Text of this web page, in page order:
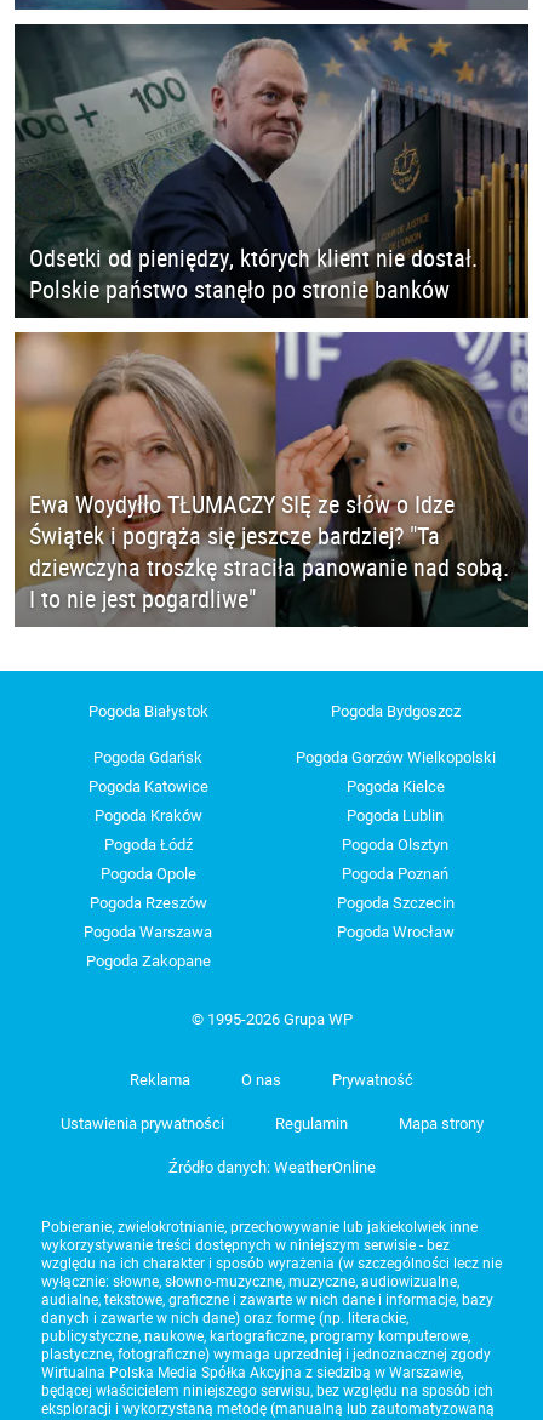
Odsetki od pieniędzy, których klient nie dostał.
Polskie państwo stanęło po stronie banków
Ewa Woydyłło TŁUMACZY SIĘ ze słów o Idze
Świątek i pogrąża się jeszcze bardziej? "Ta
dziewczyna troszkę straciła panowanie nad sobą.
I to nie jest pogardliwe"
Pogoda Białystok Pogoda Bydgoszcz
Pogoda Gdańsk
Pogoda Gorzów Wielkopolski
Pogoda Katowice
Pogoda Kielce
Pogoda Kraków
Pogoda Lublin
Pogoda Łódź
Pogoda Olsztyn
Pogoda Opole
Pogoda Poznań
Pogoda Rzeszów
Pogoda Szczecin
Pogoda Warszawa
Pogoda Wrocław
Pogoda Zakopane
© 1995-2026 Grupa WP
Reklama O nas Prywatność
Ustawienia prywatności Regulamin Mapa strony
Źródło danych: WeatherOnline
Pobieranie, zwielokrotnianie, przechowywanie lub jakiekolwiek inne
wykorzystywanie treści dostępnych w niniejszym serwisie - bez
względu na ich charakter i sposób wyrażenia (w szczególności lecz nie
wyłącznie: słowne, słowno-muzyczne, muzyczne, audiowizualne,
audialne, tekstowe, graficzne i zawarte w nich dane i informacje, bazy
danych i zawarte w nich dane) oraz formę (np. literackie,
publicystyczne, naukowe, kartograficzne, programy komputerowe,
plastyczne, fotograficzne) wymaga uprzedniej i jednoznacznej zgody
Wirtualna Polska Media Spółka Akcyjna z siedzibą w Warszawie,
będącej właścicielem niniejszego serwisu, bez względu na sposób ich
eksploracji i wykorzystaną metodę (manualną lub zautomatyzowaną